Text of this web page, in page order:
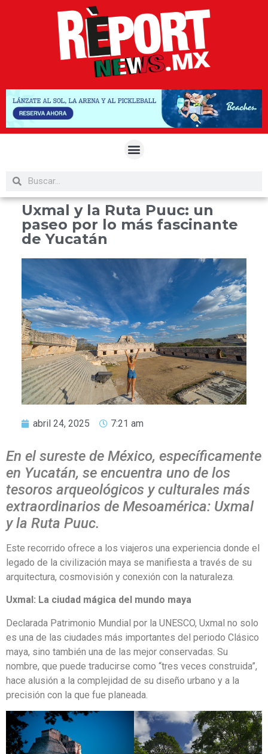
Uxmal y la Ruta Puuc: un
paseo por lo más fascinante
de Yucatán
abril 24, 2025 7:21 am
En el sureste de México, específicamente
en Yucatán, se encuentra uno de los
tesoros arqueológicos y culturales más
extraordinarios de Mesoamérica: Uxmal
y la Ruta Puuc.
Este recorrido ofrece a los viajeros una experiencia donde el
legado de la civilización maya se manifiesta a través de su
arquitectura, cosmovisión y conexión con la naturaleza.
Uxmal: La ciudad mágica del mundo maya
Declarada Patrimonio Mundial por la UNESCO, Uxmal no solo
es una de las ciudades más importantes del periodo Clásico
maya, sino también una de las mejor conservadas. Su
nombre, que puede traducirse como “tres veces construida”,
hace alusión a la complejidad de su diseño urbano y a la
precisión con la que fue planeada.